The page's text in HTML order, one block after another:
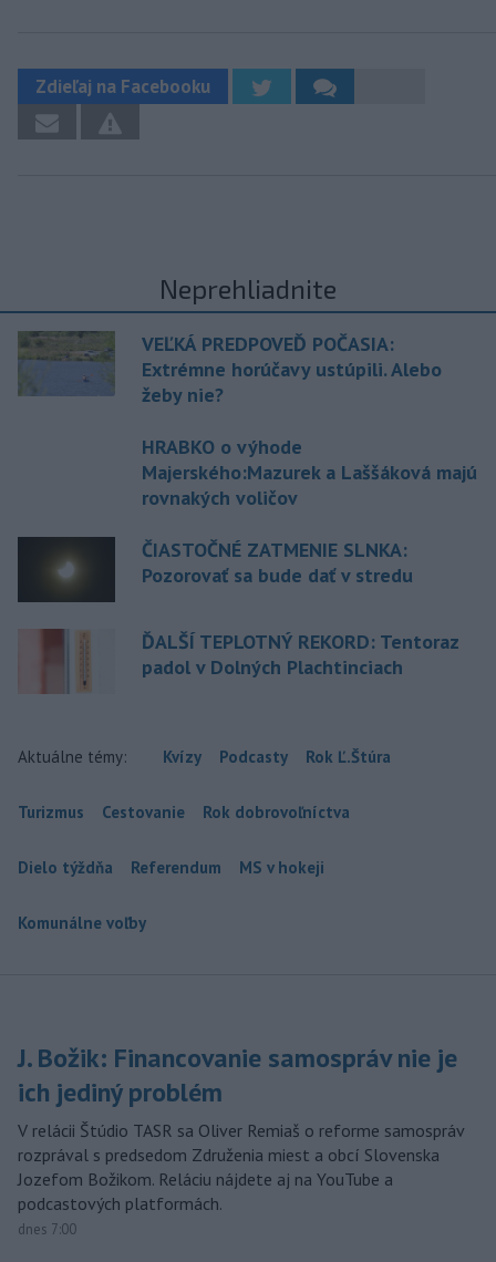
Zdieľaj na Facebooku
Neprehliadnite
VEĽKÁ PREDPOVEĎ POČASIA:
Extrémne horúčavy ustúpili. Alebo
žeby nie?
HRABKO o výhode
Majerského:Mazurek a Laššáková majú
rovnakých voličov
ČIASTOČNÉ ZATMENIE SLNKA:
Pozorovať sa bude dať v stredu
ĎALŠÍ TEPLOTNÝ REKORD: Tentoraz
padol v Dolných Plachtinciach
Aktuálne témy: Kvízy Podcasty Rok Ľ.Štúra
Turizmus Cestovanie Rok dobrovoľníctva
Dielo týždňa Referendum MS v hokeji
Komunálne voľby
J. Božik: Financovanie samospráv nie je
ich jediný problém
V relácii Štúdio TASR sa Oliver Remiaš o reforme samospráv
rozprával s predsedom Združenia miest a obcí Slovenska
Jozefom Božikom. Reláciu nájdete aj na YouTube a
podcastových platformách.
dnes 7:00